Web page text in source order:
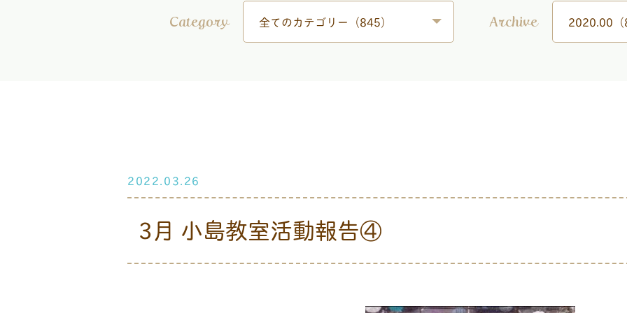
Category 全てのカテゴリー（845） Archive 2020.00
2022.03.26
3月 小島教室活動報告④